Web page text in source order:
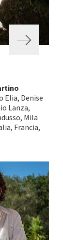
Elia, Denise
Lanza,
Mila
Francia,